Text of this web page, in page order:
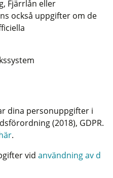
Fjärrlån eller
också uppgifter om de
dina personuppgifter i
(2018), GDPR.
.
vid användning av d